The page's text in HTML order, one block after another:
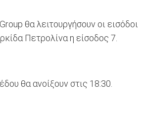
θα λειτουργήσουν οι εισόδοι
Πετρολίνα η είσοδος 7.
θα ανοίξουν στις 18:30.